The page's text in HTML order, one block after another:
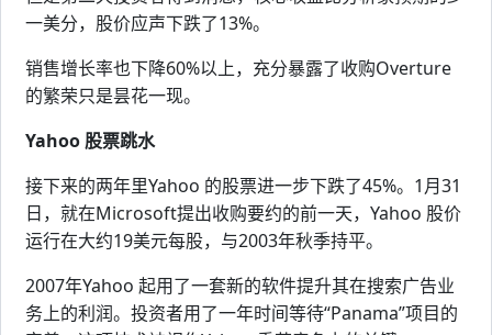
一美分，股价应声下跌了13%。
销售增长率也下降60%以上，充分暴露了收购Overture
的繁荣只是昙花一现。
Yahoo 股票跳水
接下来的两年里Yahoo 的股票进一步下跌了45%。1月31
日，就在Microsoft提出收购要约的前一天，Yahoo 股价
运行在大约19美元每股，与2003年秋季持平。
2007年Yahoo 起用了一套新的软件提升其在搜索广告业
务上的利润。投资者用了一年时间等待“Panama”项目的